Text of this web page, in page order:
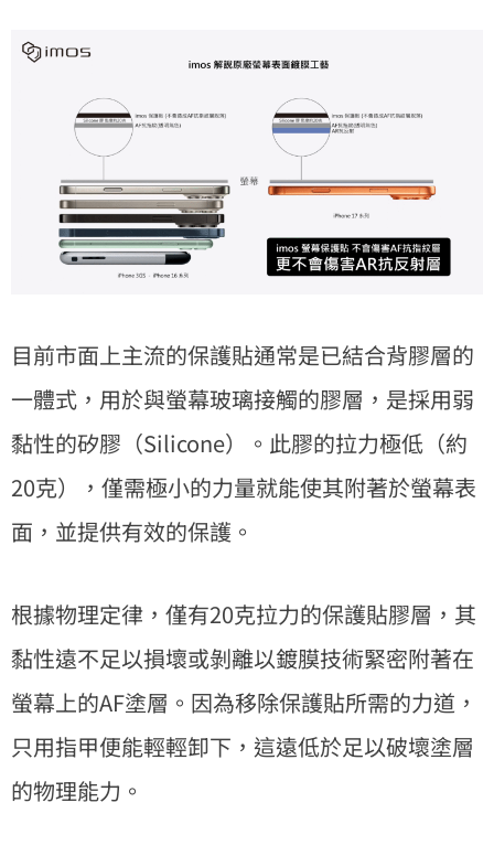
目前市面上主流的保護貼通常是已結合背膠層的
一體式，用於與螢幕玻璃接觸的膠層，是採用弱
黏性的矽膠（Silicone）。此膠的拉力極低（約
20克），僅需極小的力量就能使其附著於螢幕表
面，並提供有效的保護。
根據物理定律，僅有20克拉力的保護貼膠層，其
黏性遠不足以損壞或剝離以鍍膜技術緊密附著在
螢幕上的AF塗層。因為移除保護貼所需的力道，
只用指甲便能輕輕卸下，這遠低於足以破壞塗層
的物理能力。